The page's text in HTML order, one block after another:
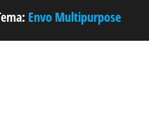
Envo Multipurpose